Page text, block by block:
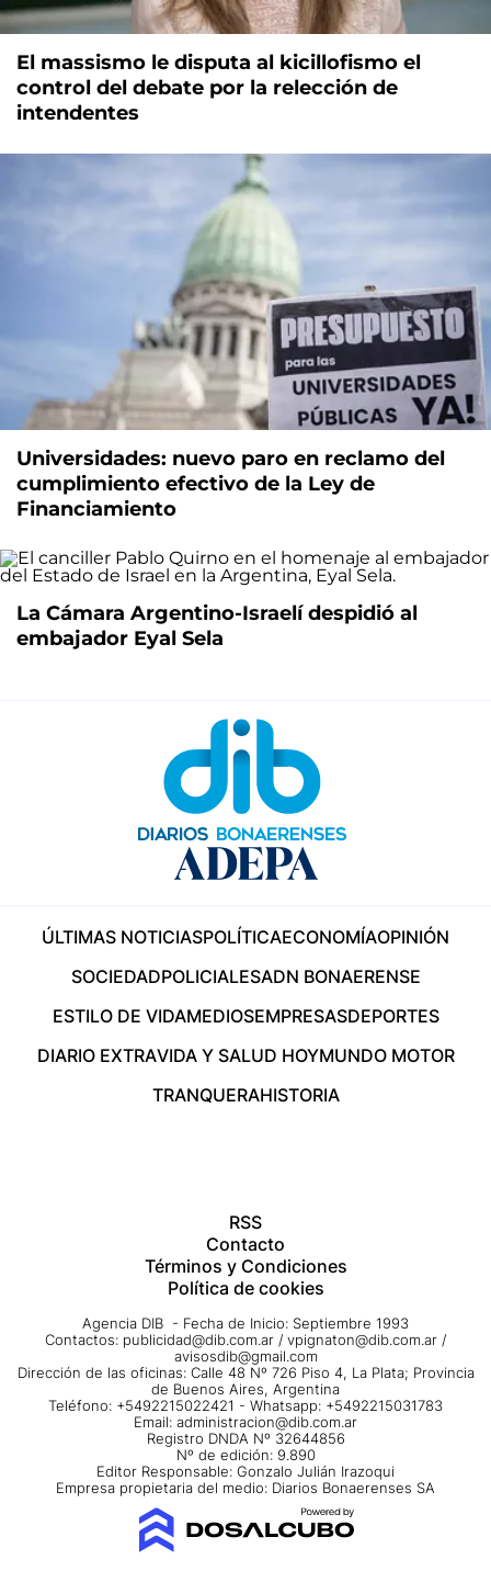
El massismo le disputa al kicillofismo el
control del debate por la relección de
intendentes
Universidades: nuevo paro en reclamo del
cumplimiento efectivo de la Ley de
Financiamiento
La Cámara Argentino-Israelí despidió al
embajador Eyal Sela
ÚLTIMAS NOTICIASPOLÍTICAECONOMÍAOPINIÓN
SOCIEDADPOLICIALESADN BONAERENSE
ESTILO DE VIDAMEDIOSEMPRESASDEPORTES
DIARIO EXTRAVIDA Y SALUD HOYMUNDO MOTOR
TRANQUERAHISTORIA
RSS
Contacto
Términos y Condiciones
Política de cookies
Agencia DIB - Fecha de Inicio: Septiembre 1993
Contactos: publicidad@dib.com.ar / vpignaton@dib.com.ar /
avisosdib@gmail.com
Dirección de las oficinas: Calle 48 Nº 726 Piso 4, La Plata; Provincia
de Buenos Aires, Argentina
Teléfono: +5492215022421 - Whatsapp: +5492215031783
Email: administracion@dib.com.ar
Registro DNDA Nº 32644856
Nº de edición: 9.890
Editor Responsable: Gonzalo Julián Irazoqui
Empresa propietaria del medio: Diarios Bonaerenses SA